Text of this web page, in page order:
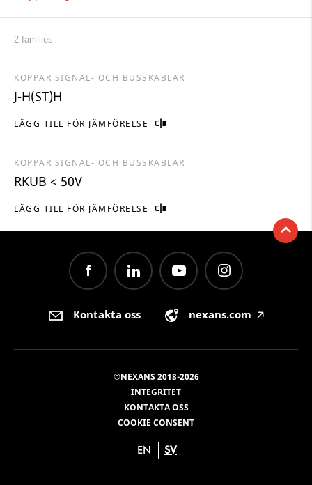
2 families
LÄGG TILL FÖR JÄMFÖRELSE
KOPPAR SIGNAL- OCH BUSSKABLAR
J-H(ST)H
LÄGG TILL FÖR JÄMFÖRELSE
KOPPAR SIGNAL- OCH BUSSKABLAR
RKUB < 50V
Kontakta oss nexans.com 🡥
©NEXANS 2018-2026
INTEGRITET
KONTAKTA OSS
COOKIE CONSENT
EN SV